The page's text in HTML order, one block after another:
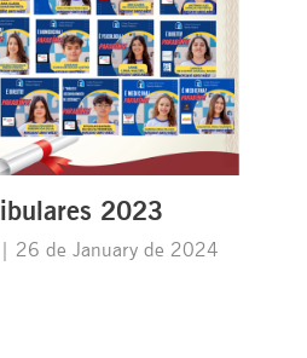
2023
| 26 de January de 2024